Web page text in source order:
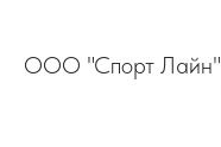
ООО "Спорт Лайн"